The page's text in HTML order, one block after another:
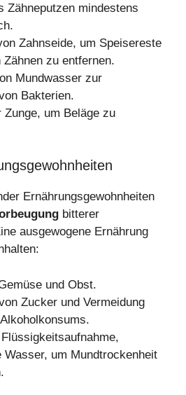
Zähneputzen mindestens
Zahnseide, um Speisereste
zu entfernen.
Mundwasser zur
Bakterien.
Zunge, um Beläge zu
Ernährungsgewohnheiten
bitterer
ausgewogene Ernährung
und Obst.
Zucker und Vermeidung
Wasser, um Mundtrockenheit